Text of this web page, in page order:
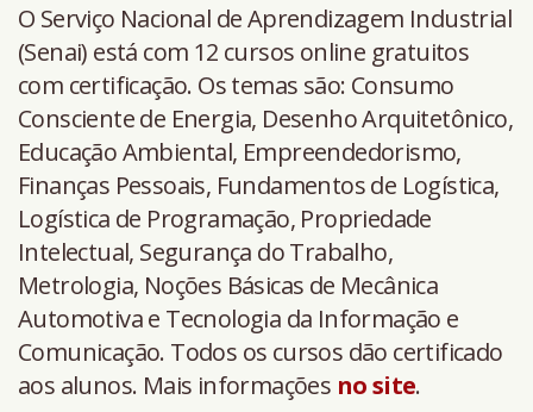
O Serviço Nacional de Aprendizagem Industrial
(Senai) está com 12 cursos online gratuitos
com certificação. Os temas são: Consumo
Consciente de Energia, Desenho Arquitetônico,
Educação Ambiental, Empreendedorismo,
Finanças Pessoais, Fundamentos de Logística,
Logística de Programação, Propriedade
Intelectual, Segurança do Trabalho,
Metrologia, Noções Básicas de Mecânica
Automotiva e Tecnologia da Informação e
Comunicação. Todos os cursos dão certificado
aos alunos. Mais informações no site.